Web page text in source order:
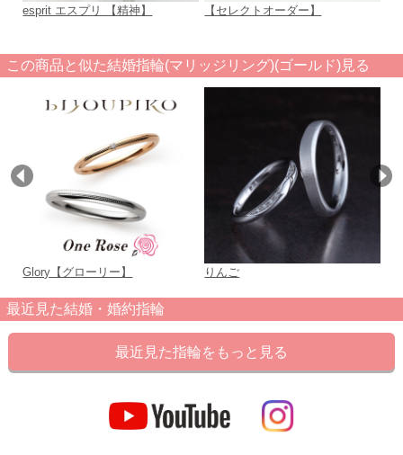
esprit エスプリ 【精神】 【セレクトオーダー】
この商品と似た結婚指輪(マリッジリング)(ゴールド)見る
Glory【グローリー】 りんご
最近見た結婚・婚約指輪
最近見た指輪をもっと見る